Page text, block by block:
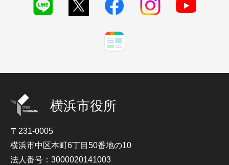
横浜市役所
〒231-0005
横浜市中区本町6丁目50番地の10
法人番号：3000020141003